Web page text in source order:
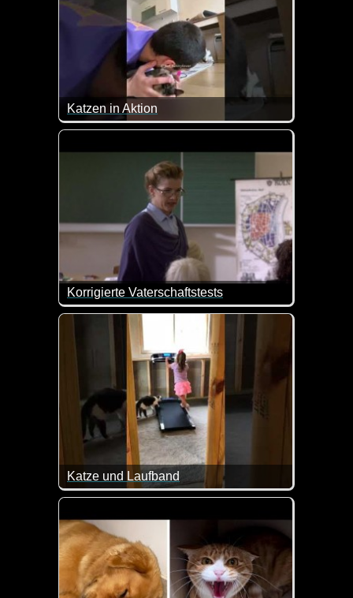
Katzen in Aktion
Hier siehst du mal eindrücklich wie Katzen
Korrigierte Vaterschaftstests
Die Videos mit Anke Engelke haben meistens
Katze und Laufband
Na, wird es die Kleine schaffen, dass die Katze